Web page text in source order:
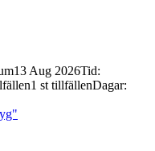
13 Aug 2026Tid:
1 st tillfällenDagar: